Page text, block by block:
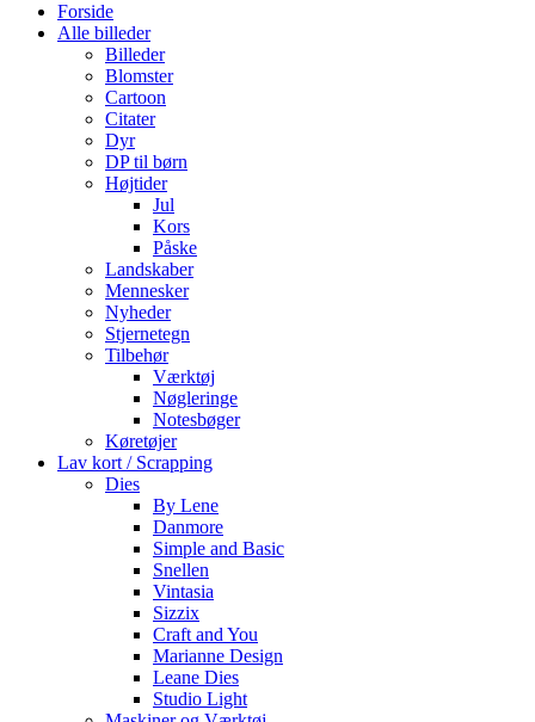
Forside
Alle billeder
Billeder
Blomster
Cartoon
Citater
Dyr
DP til børn
Højtider
Jul
Kors
Påske
Landskaber
Mennesker
Nyheder
Stjernetegn
Tilbehør
Værktøj
Nøgleringe
Notesbøger
Køretøjer
Lav kort / Scrapping
Dies
By Lene
Danmore
Simple and Basic
Snellen
Vintasia
Sizzix
Craft and You
Marianne Design
Leane Dies
Studio Light